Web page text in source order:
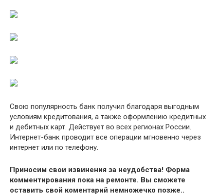
Свою популярность банк получил благодаря выгодным
условиям кредитования, а также оформлению кредитных
и дебитных карт. Действует во всех регионах России.
Интернет-банк проводит все операции мгновенно через
интернет или по телефону.
Приносим свои извинения за неудобства! Форма
комментирования пока на ремонте. Вы сможете
оставить свой коментарий немножечко позже..